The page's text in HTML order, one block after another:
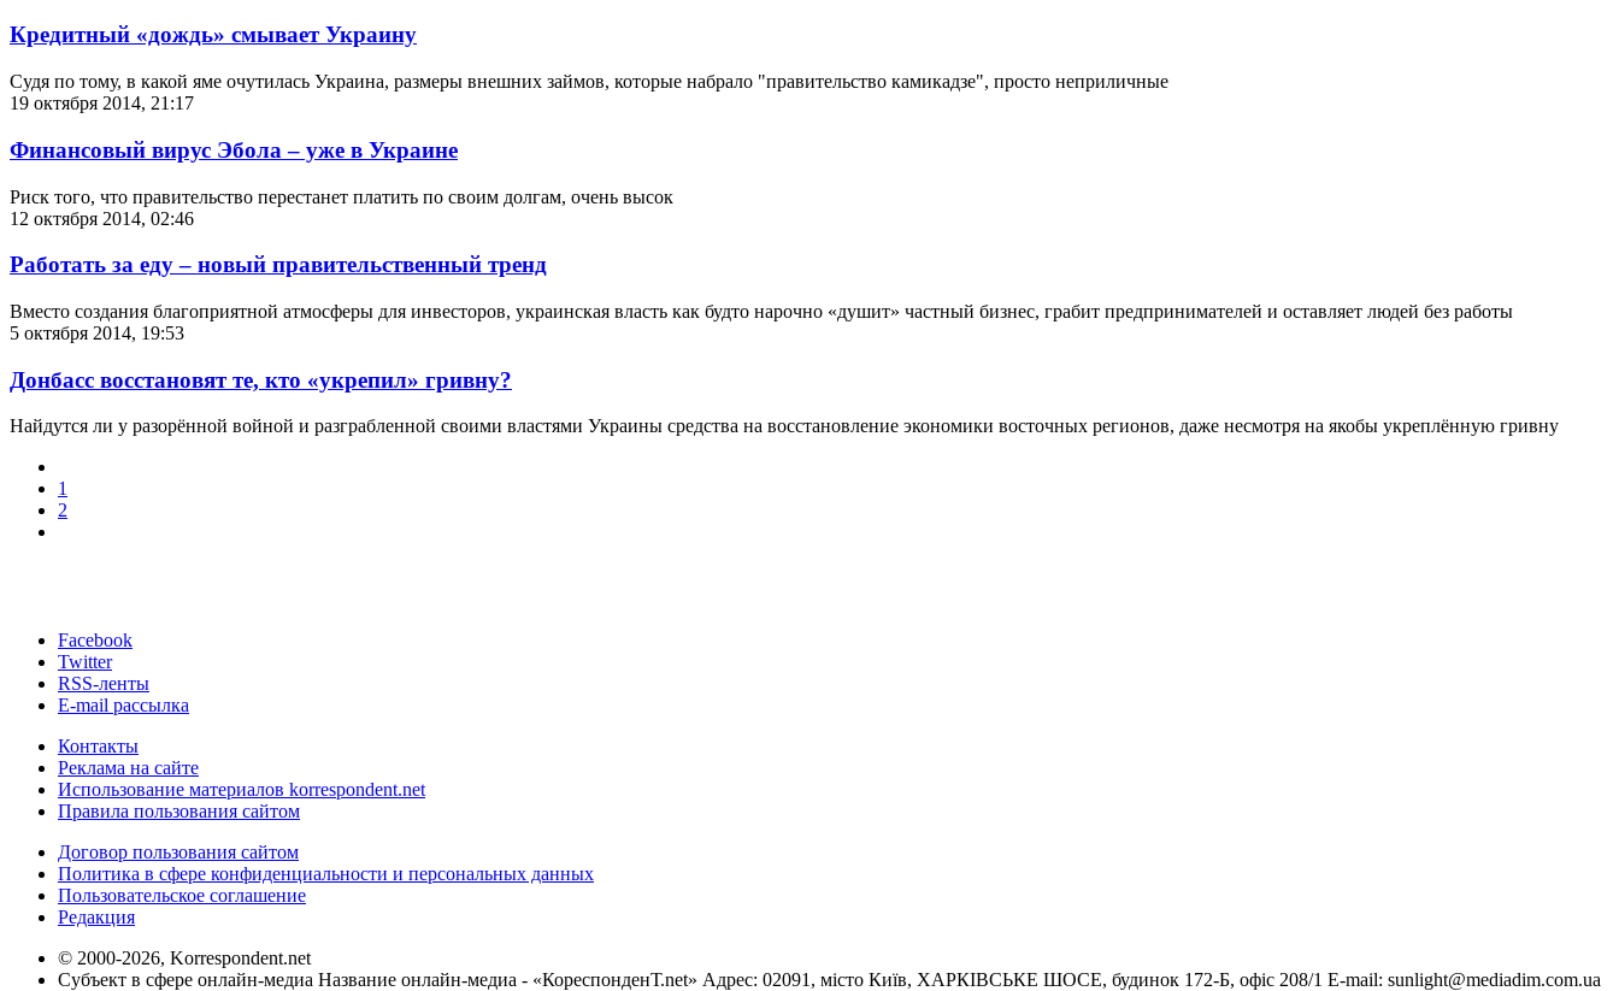
Кредитный «дождь» смывает Украину
Судя по тому, в какой яме очутилась Украина, размеры внешних займов, которые набрало "правительство камикадзе", просто неприличные
19 октября 2014, 21:17
Финансовый вирус Эбола – уже в Украине
Риск того, что правительство перестанет платить по своим долгам, очень высок
12 октября 2014, 02:46
Работать за еду – новый правительственный тренд
Вместо создания благоприятной атмосферы для инвесторов, украинская власть как будто нарочно «душит» частный бизнес, грабит предпринимателей и оставляет людей без работы
5 октября 2014, 19:53
Донбасс восстановят те, кто «укрепил» гривну?
Найдутся ли у разорённой войной и разграбленной своими властями Украины средства на восстановление экономики восточных регионов, даже несмотря на якобы укреплённую гривну
1
2
Facebook
Twitter
RSS-ленты
E-mail рассылка
Контакты
Реклама на сайте
Использование материалов korrespondent.net
Правила пользования сайтом
Договор пользования сайтом
Политика в сфере конфиденциальности и персональных данных
Пользовательское соглашение
Редакция
© 2000-2026, Korrespondent.net
Субъект в сфере онлайн-медиа Название онлайн-медиа - «КореспонденТ.net» Адрес: 02091, місто Київ, ХАРКІВСЬКЕ ШОСЕ, будинок 172-Б, офіс 208/1 E-mail: sunlight@mediadim.com.ua